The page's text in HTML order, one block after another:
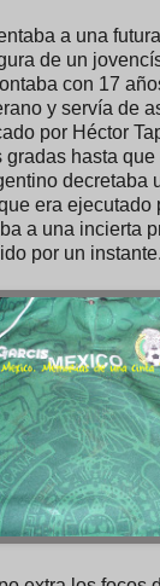
a una
de un
con 17
y servía de
por Héctor
gradas hasta
decretaba
era ejecutado
a una incierta
por un